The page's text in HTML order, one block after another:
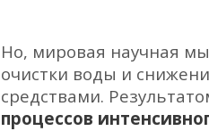
Но, мировая научная
очистки воды и
средствами.
процессов